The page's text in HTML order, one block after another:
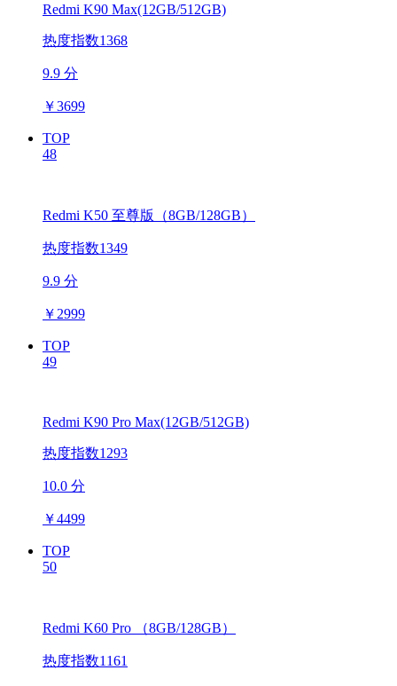
Redmi K90 Max(12GB/512GB)
热度指数1368
9.9 分
￥3699
TOP
48
Redmi K50 至尊版（8GB/128GB）
热度指数1349
9.9 分
￥ 2999
TOP
49
Redmi K90 Pro Max(12GB/512GB)
热度指数1293
10.0 分
￥4499
TOP
50
Redmi K60 Pro （8GB/128GB）
热度指数1161